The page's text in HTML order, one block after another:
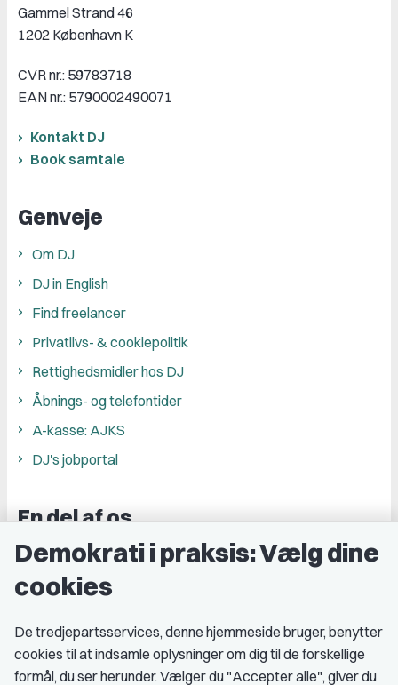
Gammel Strand 46
1202 København K
CVR nr.: 59783718
EAN nr.: 5790002490071
Kontakt DJ
Book samtale
Genveje
Om DJ
DJ in English
Find freelancer
Privatlivs- & cookiepolitik
Rettighedsmidler hos DJ
Åbnings- og telefontider
A-kasse: AJKS
DJ's jobportal
En del af os
Grupper og kredse
Studenterorganisationer
Medlemskab
Demokrati i praksis: Vælg dine
cookies
De tredjepartsservices, denne hjemmeside bruger, benytter
cookies til at indsamle oplysninger om dig til de forskellige
formål, du ser herunder. Vælger du "Accepter alle", giver du